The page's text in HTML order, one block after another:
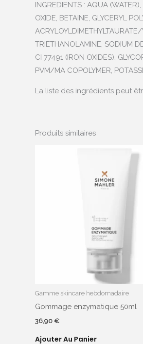
INGREDIENTS : AQUA
OXIDE, BETAINE, GLYCERYL
TRIETHANOLAMINE, SODIUM
CI 77491 (IRON OXIDES),
PVM/MA COPOLYMER,
La liste des ingrédients peut
Produits similaires
Gamme skincare hebdomadaire
Gommage enzymatique 50ml
36,90€
Ajouter Au Panier